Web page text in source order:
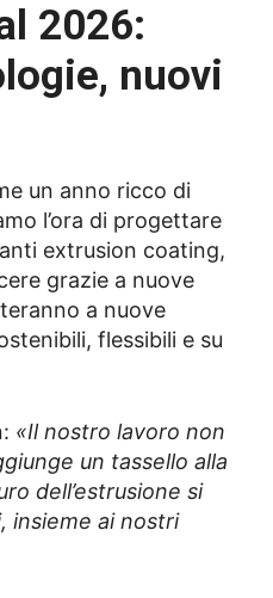
2026:
nuovi
un anno ricco di
l’ora di progettare
extrusion coating,
grazie a nuove
a nuove
flessibili e su
«Il nostro lavoro non
un tassello alla
dell’estrusione si
insieme ai nostri